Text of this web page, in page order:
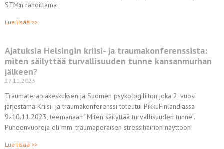
STM:n rahoittama
Lue lisää >>
Ajatuksia Helsingin kriisi- ja traumakonferenssista:
miten säilyttää turvallisuuden tunne kansanmurhan
jälkeen?
27.11.2023
Traumaterapiakeskuksen ja Suomen psykologiliiton joka 2. vuosi
järjestämä Kriisi- ja traumakonferenssi toteutui PikkuFinlandiassa
9.-10.11.2023, teemanaan ”Miten säilyttää turvallisuuden tunne”.
Puheenvuoroja oli mm. traumaperäisen stressihäiriön näyttöön
Lue lisää >>